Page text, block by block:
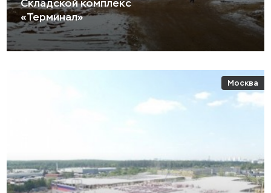
Складской комплекс
«Терминал»
Москва